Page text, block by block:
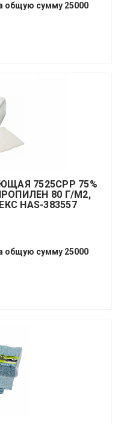
общую сумму 25000
7525CPP 75%
80 Г/М2,
HAS-383557
общую сумму 25000